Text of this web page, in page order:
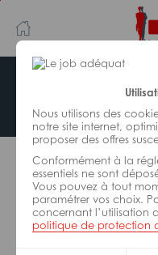
Nous utilisons des
notre site internet,
proposer des offres
Conformément à la
essentiels ne sont
Vous pouvez à tout
paramétrer vos choix.
concernant l’utilisation
politique de protection
au
contenu
principal
navigation
Offre
L’offre d’emploi que
De nombreuses
correspondre,